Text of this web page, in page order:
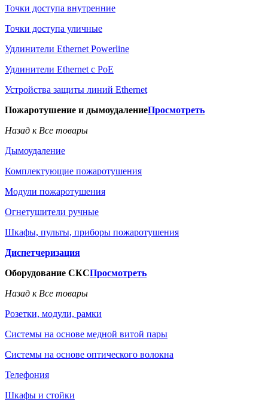
Точки доступа внутренние
Точки доступа уличные
Удлинители Ethernet Powerline
Удлинители Ethernet с PoE
Устройства защиты линий Ethernet
Пожаротушение и дымоудалениеПросмотреть
Назад к Все товары
Дымоудаление
Комплектующие пожаротушения
Модули пожаротушения
Огнетушители ручные
Шкафы, пульты, приборы пожаротушения
Диспетчеризация
Оборудование СКСПросмотреть
Назад к Все товары
Розетки, модули, рамки
Системы на основе медной витой пары
Системы на основе оптического волокна
Телефония
Шкафы и стойки